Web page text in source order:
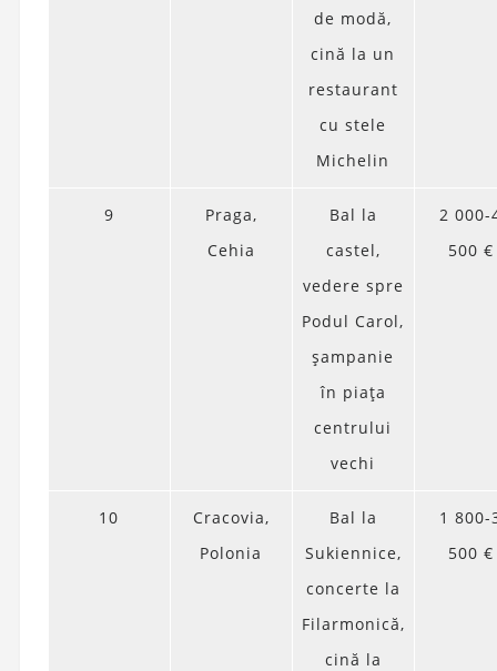
de modă,
cină la un
restaurant
cu stele
Michelin
9
Praga,
Cehia
Bal la
castel,
vedere spre
Podul Carol,
șampanie
în piața
centrului
vechi
2 000-
500 €
10
Cracovia,
Polonia
Bal la
Sukiennice,
concerte la
Filarmonică,
cină la
1 800-
500 €